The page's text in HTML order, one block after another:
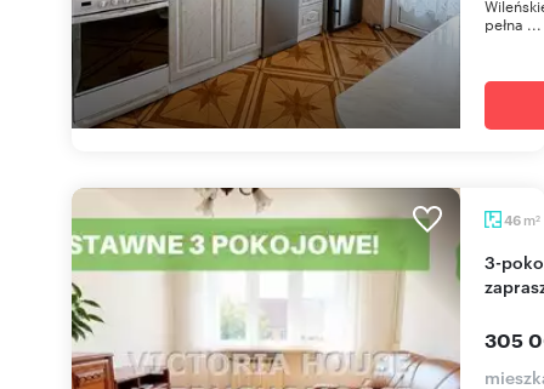
pełna ...
46 m2
3-pokojowe mieszkanie z balkonem w Ełku
305